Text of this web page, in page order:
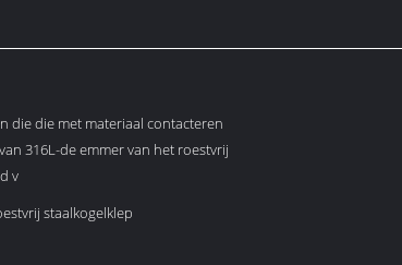
die die met materiaal contacteren
316L-de emmer van het roestvrij
v
staalkogelklep